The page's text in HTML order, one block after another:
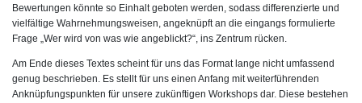
Bewertungen könnte so Einhalt geboten werden, sodass differenzierte und
vielfältige Wahrnehmungsweisen, angeknüpft an die eingangs formulierte
Frage „Wer wird von was wie angeblickt?“, ins Zentrum rücken.
Am Ende dieses Textes scheint für uns das Format lange nicht umfassend
genug beschrieben. Es stellt für uns einen Anfang mit weiterführenden
Anknüpfungspunkten für unsere zukünftigen Workshops dar. Diese bestehen